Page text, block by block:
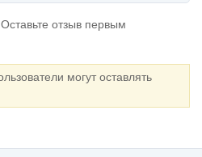
отзыв первым
могут оставлять